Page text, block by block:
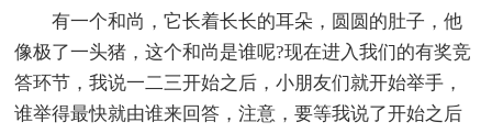
有一个和尚，它长着长长的耳朵，圆圆的肚子，他
像极了一头猪，这个和尚是谁呢?现在进入我们的有奖竞
答环节，我说一二三开始之后，小朋友们就开始举手，
谁举得最快就由谁来回答，注意，要等我说了开始之后